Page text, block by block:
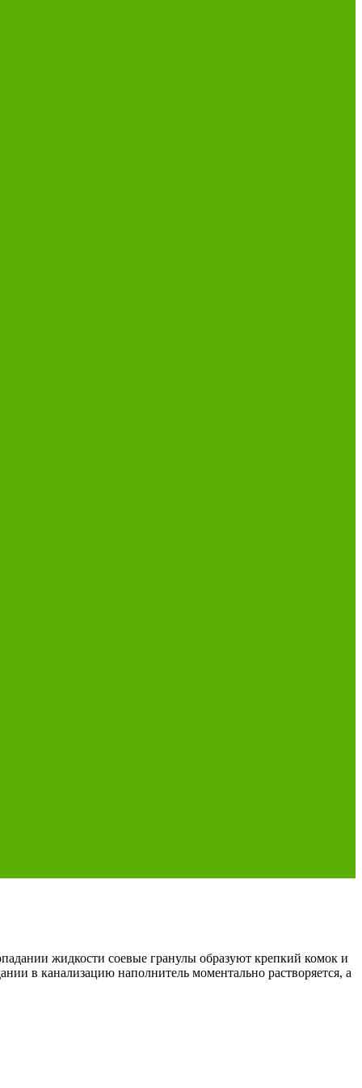
жидкости соевые гранулы образуют крепкий комок и
в канализацию наполнитель моментально растворяется, а